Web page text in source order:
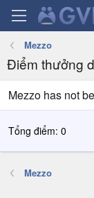
Mezzo
Điểm thưởng
Mezzo has not
Tổng điểm: 0
Mezzo